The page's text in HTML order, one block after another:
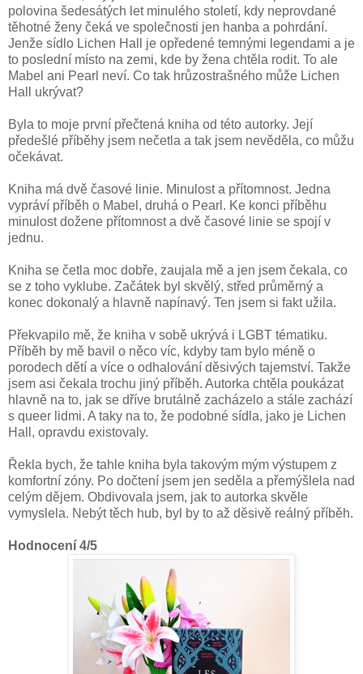
polovina šedesátých let minulého století, kdy neprovdané
těhotné ženy čeká ve společnosti jen hanba a pohrdání.
Jenže sídlo Lichen Hall je opředené temnými legendami a je
to poslední místo na zemi, kde by žena chtěla rodit. To ale
Mabel ani Pearl neví. Co tak hrůzostrašného může Lichen
Hall ukrývat?
Byla to moje první přečtená kniha od této autorky. Její
předešlé příběhy jsem nečetla a tak jsem nevěděla, co můžu
očekávat.
Kniha má dvě časové linie. Minulost a přítomnost. Jedna
vypráví příběh o Mabel, druhá o Pearl. Ke konci příběhu
minulost dožene přítomnost a dvě časové linie se spojí v
jednu.
Kniha se četla moc dobře, zaujala mě a jen jsem čekala, co
se z toho vyklube. Začátek byl skvělý, střed průměrný a
konec dokonalý a hlavně napínavý. Ten jsem si fakt užila.
Překvapilo mě, že kniha v sobě ukrývá i LGBT tématiku.
Příběh by mě bavil o něco víc, kdyby tam bylo méně o
porodech dětí a více o odhalování děsivých tajemství. Takže
jsem asi čekala trochu jiný příběh. Autorka chtěla poukázat
hlavně na to, jak se dříve brutálně zacházelo a stále zachází
s queer lidmi. A taky na to, že podobné sídla, jako je Lichen
Hall, opravdu existovaly.
Řekla bych, že tahle kniha byla takovým mým výstupem z
komfortní zóny. Po dočtení jsem jen seděla a přemýšlela nad
celým dějem. Obdivovala jsem, jak to autorka skvěle
vymyslela. Nebýt těch hub, byl by to až děsivě reálný příběh.
Hodnocení 4/5